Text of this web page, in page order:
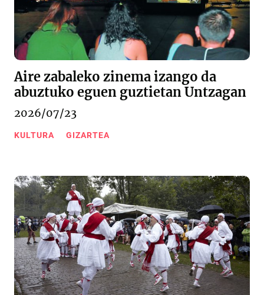
Aire zabaleko zinema izango da
abuztuko eguen guztietan Untzagan
2026/07/23
KULTURA GIZARTEA